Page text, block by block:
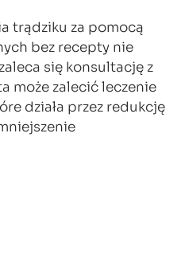
trądziku za pomocą
bez recepty nie
się konsultację z
może zalecić leczenie
działa przez redukcję